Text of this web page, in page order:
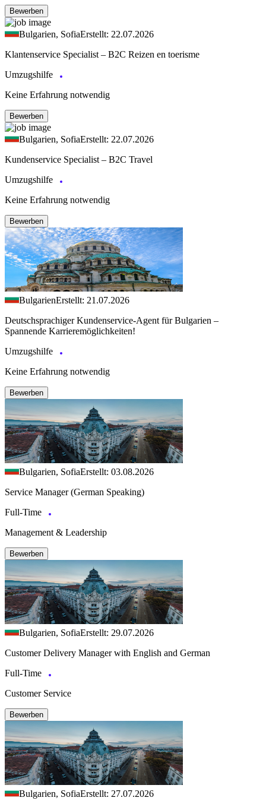
Bewerben
Bulgarien, SofiaErstellt: 22.07.2026
Klantenservice Specialist – B2C Reizen en toerisme
Umzugshilfe
Keine Erfahrung notwendig
Bewerben
Bulgarien, SofiaErstellt: 22.07.2026
Kundenservice Specialist – B2C Travel
Umzugshilfe
Keine Erfahrung notwendig
Bewerben
BulgarienErstellt: 21.07.2026
Deutschsprachiger Kundenservice-Agent für Bulgarien –
Spannende Karrieremöglichkeiten!
Umzugshilfe
Keine Erfahrung notwendig
Bewerben
Bulgarien, SofiaErstellt: 03.08.2026
Service Manager (German Speaking)
Full-Time
Management & Leadership
Bewerben
Bulgarien, SofiaErstellt: 29.07.2026
Customer Delivery Manager with English and German
Full-Time
Customer Service
Bewerben
Bulgarien, SofiaErstellt: 27.07.2026